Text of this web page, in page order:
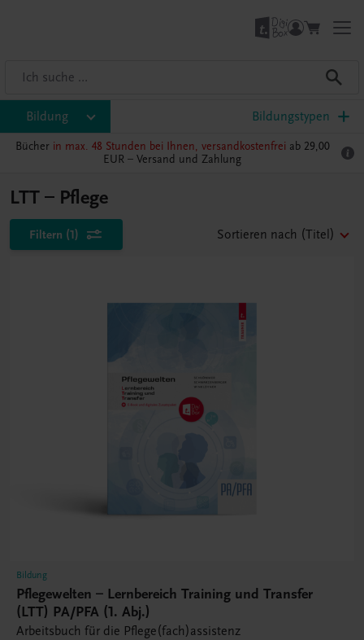
Bildung Bildungstypen
Bücher in max. 48 Stunden bei Ihnen, versandkostenfrei ab 29,00
EUR – Versand und Zahlung
LTT – Pflege
Filtern (1) Sortieren nach (Titel)
Bildung
Pflegewelten – Lernbereich Training und Transfer
(LTT) PA/PFA (1. Abj.)
Arbeitsbuch für die Pflege(fach)assistenz